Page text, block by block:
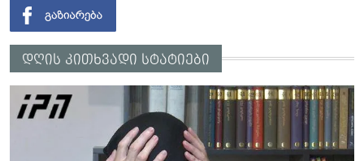
დღის კითხვადი სტატიები